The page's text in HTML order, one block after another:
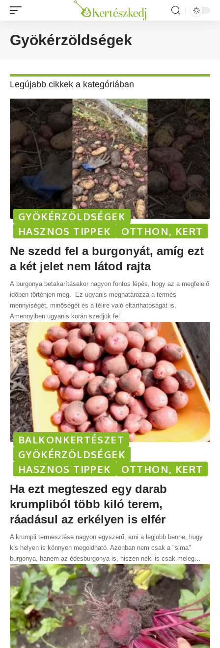
Gyökérzöldségek
Legújabb cikkek a kategóriában
GYÖKÉRZÖLDSÉGEK
HASZNOS TIPPEK
OTTHON, KERT
Ne szedd fel a burgonyát, amíg ezt
a két jelet nem látod rajta
A burgonya betakarításakor nagyon fontos lépés, hogy az a megfelelő
időben történjen meg. Ez ugyanis meghatározza a termés
mennyiségét, minőségét és a télire való eltarthatóságát is.
Amennyiben ugyanis korán szedjük fel
BALKONKERTÉSZET
GYÖKÉRZÖLDSÉGEK
HASZNOS TIPPEK
OTTHON, KERT
Ha ezt megteszed egy darab
krumpliból több kiló terem,
ráadásul az erkélyen is elfér
A krumpli termesztése nagyon egyszerű, ami a legjobb benne, hogy
kis helyen is könnyen megoldható. Azonban nem csak a "sima"
burgonya, hanem az édesburgonya is, hiszen neki is csak meleg